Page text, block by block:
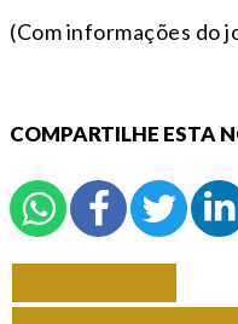
(Com informações do
COMPARTILHE ESTA